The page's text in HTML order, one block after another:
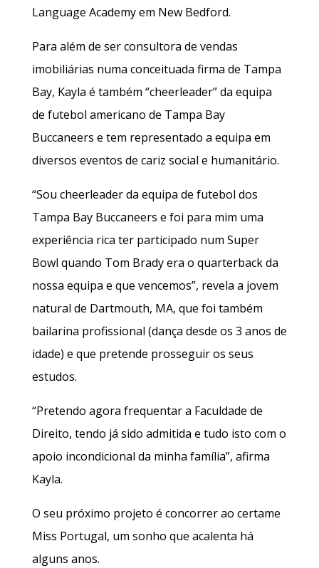
Language Academy em New Bedford.
Para além de ser consultora de vendas
imobiliárias numa conceituada firma de Tampa
Bay, Kayla é também “cheerleader” da equipa
de futebol americano de Tampa Bay
Buccaneers e tem representado a equipa em
diversos eventos de cariz social e humanitário.
“Sou cheerleader da equipa de futebol dos
Tampa Bay Buccaneers e foi para mim uma
experiência rica ter participado num Super
Bowl quando Tom Brady era o quarterback da
nossa equipa e que vencemos”, revela a jovem
natural de Dartmouth, MA, que foi também
bailarina profissional (dança desde os 3 anos de
idade) e que pretende prosseguir os seus
estudos.
“Pretendo agora frequentar a Faculdade de
Direito, tendo já sido admitida e tudo isto com o
apoio incondicional da minha família”, afirma
Kayla.
O seu próximo projeto é concorrer ao certame
Miss Portugal, um sonho que acalenta há
alguns anos.